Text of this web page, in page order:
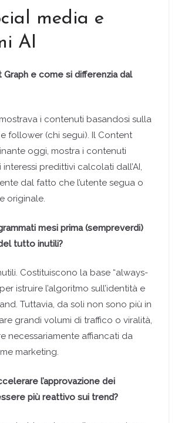
media e
AI
Graph e come si differenzia dal
i contenuti basandosi sulla
follower (chi segui). Il Content
oggi, mostra i contenuti
predittivi calcolati dall’AI,
dal fatto che l’utente segua o
originale.
mesi prima (sempreverdi)
tutto inutili?
Costituiscono la base “always-
istruire l’algoritmo sull’identità e
Tuttavia, da soli non sono più in
grandi volumi di traffico o viralità,
necessariamente affiancati da
marketing.
l’approvazione dei
più reattivo sui trend?